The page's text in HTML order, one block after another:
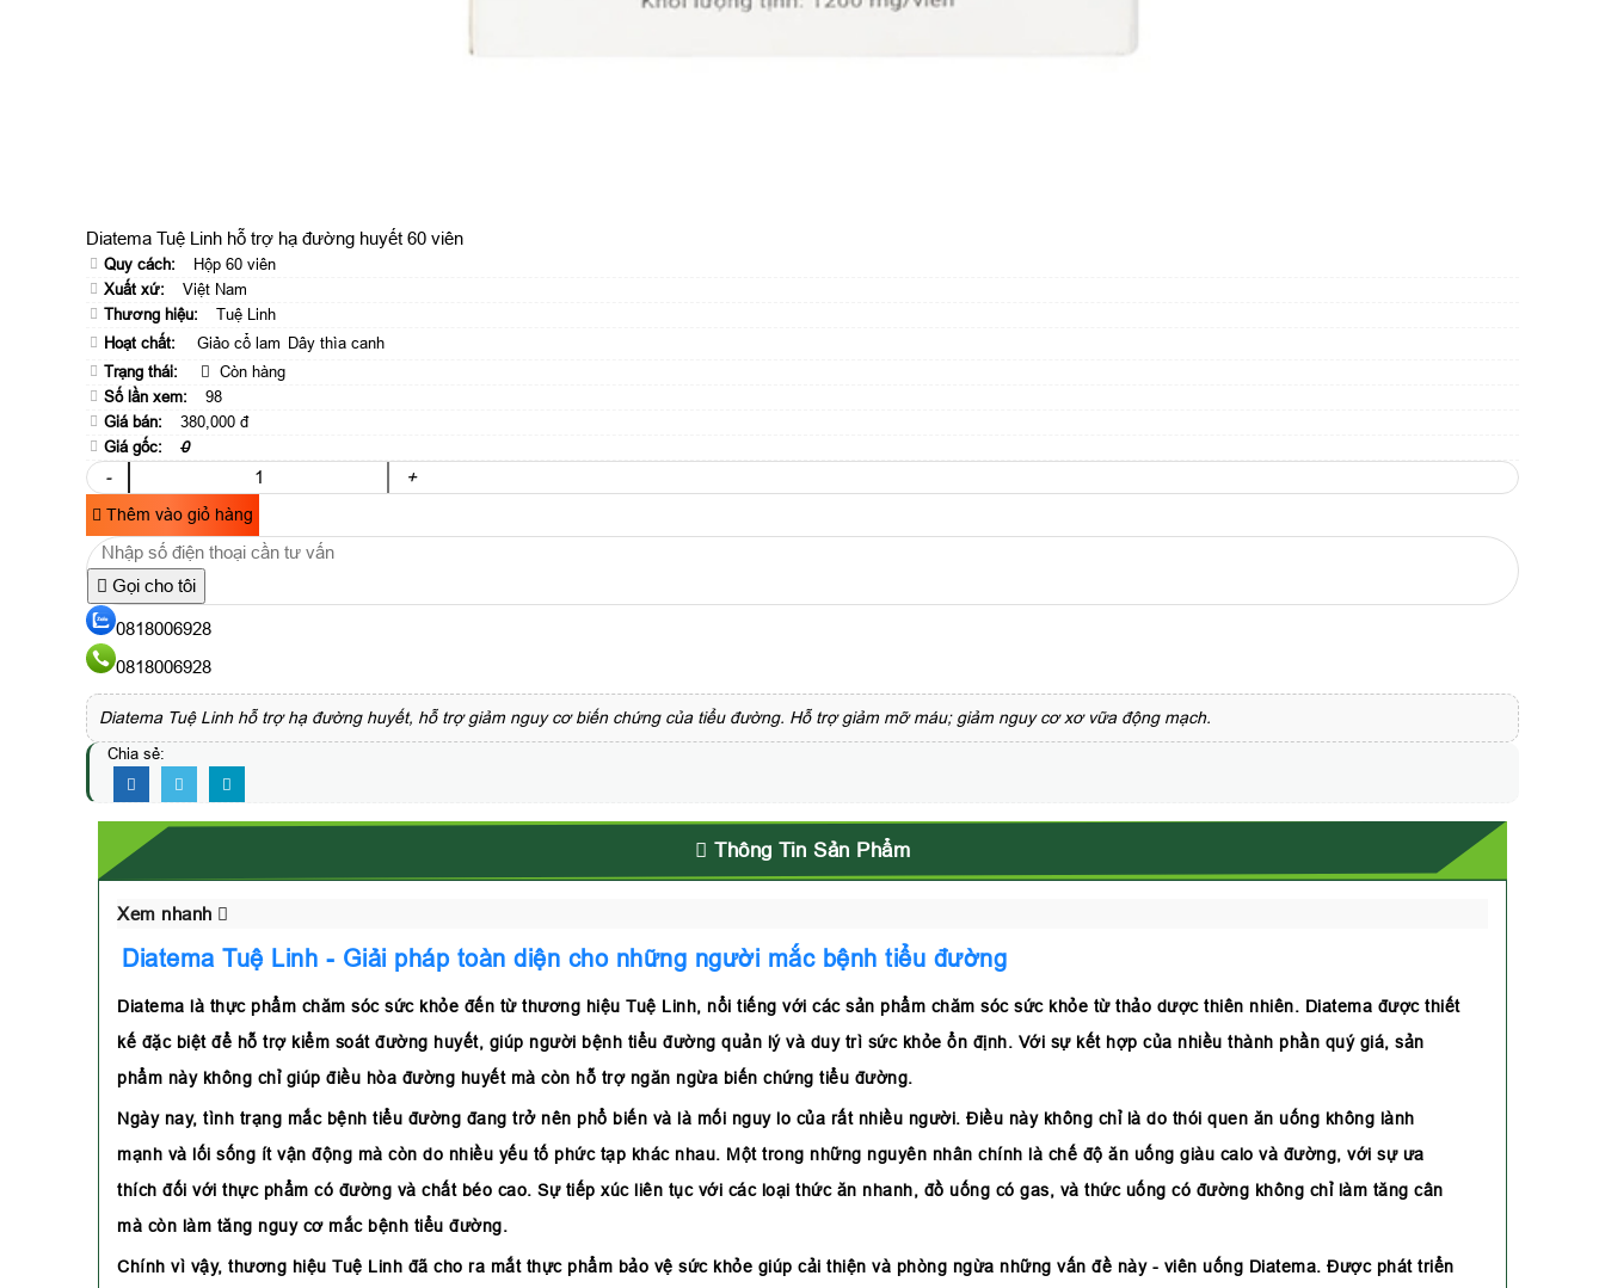
Diatema Tuệ Linh hỗ trợ hạ đường huyết 60 viên
Quy cách:
Hộp 60 viên
Xuất xứ:
Việt Nam
Thương hiệu:
Tuệ Linh
Hoạt chất:
Giảo cổ lam Dây thìa canh
Trạng thái:
Còn hàng
Số lần xem:
98
Giá bán:
380,000 đ
Giá gốc:
0
- +
Thêm vào giỏ hàng
Gọi cho tôi
0818006928
0818006928
Diatema Tuệ Linh hỗ trợ hạ đường huyết, hỗ trợ giảm nguy cơ biến chứng của tiểu đường. Hỗ trợ giảm mỡ máu; giảm nguy cơ xơ vữa động mạch.
Chia sẻ:
Thông Tin Sản Phẩm
Xem nhanh
Diatema Tuệ Linh - Giải pháp toàn diện cho những người mắc bệnh tiểu đường
Diatema là thực phẩm chăm sóc sức khỏe đến từ thương hiệu Tuệ Linh, nổi tiếng với các sản phẩm chăm sóc sức khỏe từ thảo dược thiên nhiên. Diatema được thiết
kế đặc biệt để hỗ trợ kiểm soát đường huyết, giúp người bệnh tiểu đường quản lý và duy trì sức khỏe ổn định. Với sự kết hợp của nhiều thành phần quý giá, sản
phẩm này không chỉ giúp điều hòa đường huyết mà còn hỗ trợ ngăn ngừa biến chứng tiểu đường.
Ngày nay, tình trạng mắc bệnh tiểu đường đang trở nên phổ biến và là mối nguy lo của rất nhiều người. Điều này không chỉ là do thói quen ăn uống không lành
mạnh và lối sống ít vận động mà còn do nhiều yếu tố phức tạp khác nhau. Một trong những nguyên nhân chính là chế độ ăn uống giàu calo và đường, với sự ưa
thích đối với thực phẩm có đường và chất béo cao. Sự tiếp xúc liên tục với các loại thức ăn nhanh, đồ uống có gas, và thức uống có đường không chỉ làm tăng cân
mà còn làm tăng nguy cơ mắc bệnh tiểu đường.
Chính vì vậy, thương hiệu Tuệ Linh đã cho ra mắt thực phẩm bảo vệ sức khỏe giúp cải thiện và phòng ngừa những vấn đề này - viên uống Diatema. Được phát triển